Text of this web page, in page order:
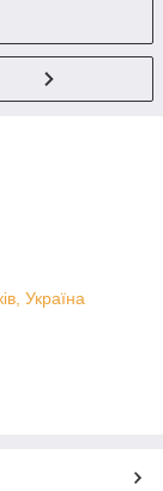
Україна